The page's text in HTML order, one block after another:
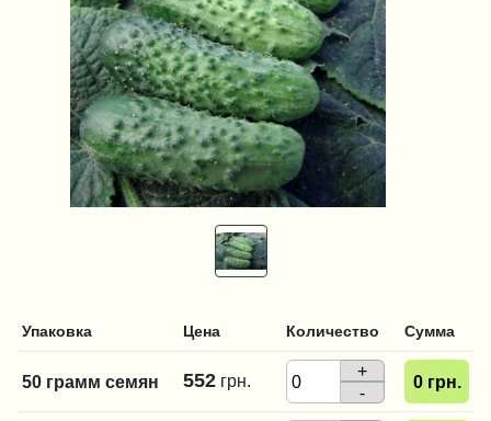
Упаковка Цена Количество Сумма
50 грамм семян 552 грн.
+
-
0 грн.